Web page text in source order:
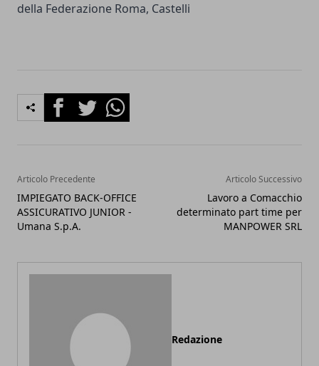
della Federazione Roma, Castelli
FacebookTwitterWhatsapp
Articolo Precedente
IMPIEGATO BACK-OFFICE
ASSICURATIVO JUNIOR -
Umana S.p.A.
Articolo Successivo
Lavoro a Comacchio
determinato part time per
MANPOWER SRL
Redazione